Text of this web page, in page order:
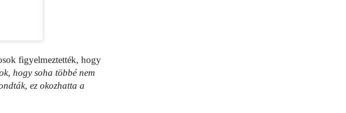
figyelmeztették, hogy
hogy soha többé nem
ez okozhatta a